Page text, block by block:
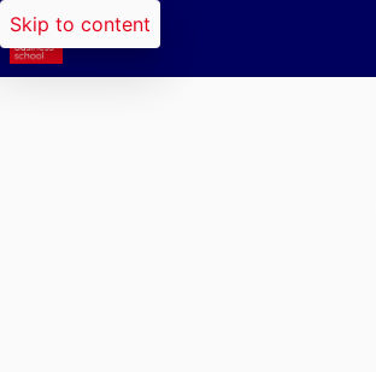
Skip to content